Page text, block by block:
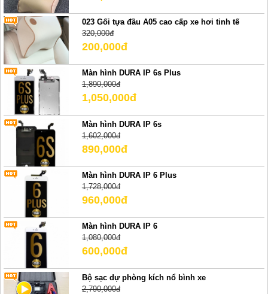
023 Gối tựa đầu A05 cao cấp xe hơi tinh tế
320,000đ
200,000đ
Màn hình DURA IP 6s Plus
1,890,000đ
1,050,000đ
Màn hình DURA IP 6s
1,602,000đ
890,000đ
Màn hình DURA IP 6 Plus
1,728,000đ
960,000đ
Màn hình DURA IP 6
1,080,000đ
600,000đ
Bộ sạc dự phòng kích nổ bình xe
2,790,000đ